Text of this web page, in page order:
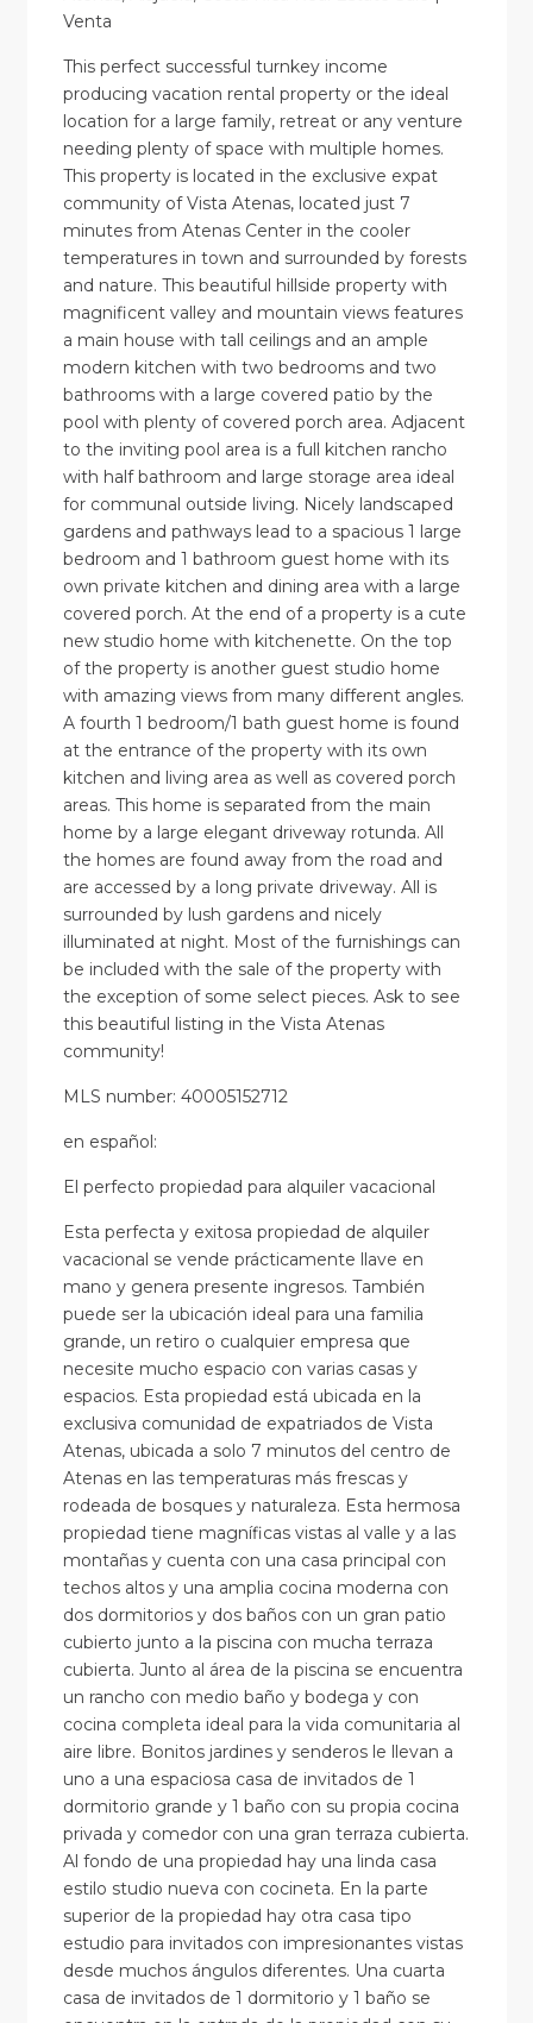
Venta
This perfect successful turnkey income
producing vacation rental property or the ideal
location for a large family, retreat or any venture
needing plenty of space with multiple homes.
This property is located in the exclusive expat
community of Vista Atenas, located just 7
minutes from Atenas Center in the cooler
temperatures in town and surrounded by forests
and nature. This beautiful hillside property with
magnificent valley and mountain views features
a main house with tall ceilings and an ample
modern kitchen with two bedrooms and two
bathrooms with a large covered patio by the
pool with plenty of covered porch area. Adjacent
to the inviting pool area is a full kitchen rancho
with half bathroom and large storage area ideal
for communal outside living. Nicely landscaped
gardens and pathways lead to a spacious 1 large
bedroom and 1 bathroom guest home with its
own private kitchen and dining area with a large
covered porch. At the end of a property is a cute
new studio home with kitchenette. On the top
of the property is another guest studio home
with amazing views from many different angles.
A fourth 1 bedroom/1 bath guest home is found
at the entrance of the property with its own
kitchen and living area as well as covered porch
areas. This home is separated from the main
home by a large elegant driveway rotunda. All
the homes are found away from the road and
are accessed by a long private driveway. All is
surrounded by lush gardens and nicely
illuminated at night. Most of the furnishings can
be included with the sale of the property with
the exception of some select pieces. Ask to see
this beautiful listing in the Vista Atenas
community!
MLS number: 40005152712
en español:
El perfecto propiedad para alquiler vacacional
Esta perfecta y exitosa propiedad de alquiler
vacacional se vende prácticamente llave en
mano y genera presente ingresos. También
puede ser la ubicación ideal para una familia
grande, un retiro o cualquier empresa que
necesite mucho espacio con varias casas y
espacios. Esta propiedad está ubicada en la
exclusiva comunidad de expatriados de Vista
Atenas, ubicada a solo 7 minutos del centro de
Atenas en las temperaturas más frescas y
rodeada de bosques y naturaleza. Esta hermosa
propiedad tiene magníficas vistas al valle y a las
montañas y cuenta con una casa principal con
techos altos y una amplia cocina moderna con
dos dormitorios y dos baños con un gran patio
cubierto junto a la piscina con mucha terraza
cubierta. Junto al área de la piscina se encuentra
un rancho con medio baño y bodega y con
cocina completa ideal para la vida comunitaria al
aire libre. Bonitos jardines y senderos le llevan a
uno a una espaciosa casa de invitados de 1
dormitorio grande y 1 baño con su propia cocina
privada y comedor con una gran terraza cubierta.
Al fondo de una propiedad hay una linda casa
estilo studio nueva con cocineta. En la parte
superior de la propiedad hay otra casa tipo
estudio para invitados con impresionantes vistas
desde muchos ángulos diferentes. Una cuarta
casa de invitados de 1 dormitorio y 1 baño se